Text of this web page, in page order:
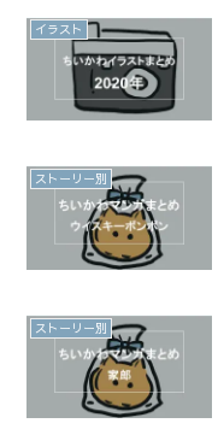
イラスト
ストーリー別
ストーリー別